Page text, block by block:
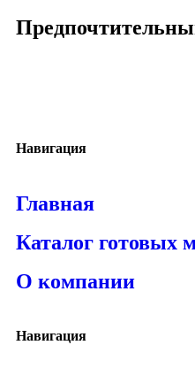
Навигация
Главная
Каталог готовых
О компании
Навигация